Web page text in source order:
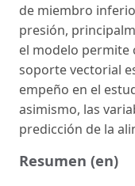
de miembro
presión,
el modelo permite
soporte vectorial
empeño en el
asimismo, las
predicción de la
Resumen (en)